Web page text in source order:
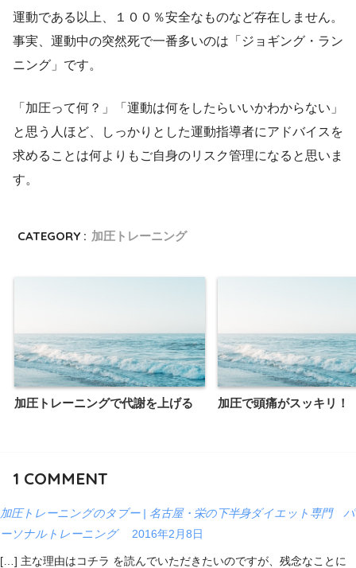
運動である以上、１００％安全なものなど存在しません。
事実、運動中の突然死で一番多いのは「ジョギング・ラン
ニング」です。
「加圧って何？」「運動は何をしたらいいかわからない」
と思う人ほど、しっかりとした運動指導者にアドバイスを
求めることは何よりもご自身のリスク管理になると思いま
す。
CATEGORY : 加圧トレーニング
加圧トレーニングで代謝を上げる 加圧で頭痛がスッキリ！
1 COMMENT
加圧トレーニングのタブー | 名古屋・栄の下半身ダイエット専門 パ
ーソナルトレーニング
2016年2月8日
[…] 主な理由はコチラ を読んでいただきたいのですが、残念なことに